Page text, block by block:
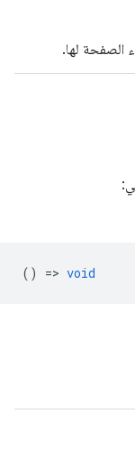
الصفحة لها.
() => void